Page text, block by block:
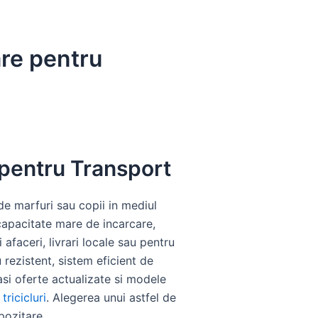
pentru
Transport
marfuri sau copii in mediul
mare de incarcare,
livrari locale sau pentru
sistem eficient de
oferte actualizate si modele
. Alegerea unui astfel de